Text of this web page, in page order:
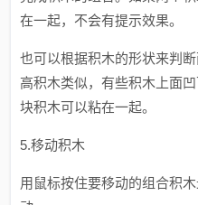
在一起，不会有提示效果。
也可以根据积木的形状来判
高积木类似，有些积木上面
块积木可以粘在一起。
5.移动积木
用鼠标按住要移动的组合积